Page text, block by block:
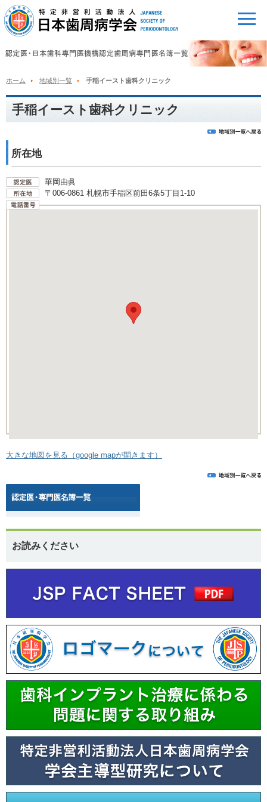
ホーム 地域別一覧 手稲イースト歯科クリニック
手稲イースト歯科クリニック
所在地
華岡由眞
〒006-0861 札幌市手稲区前田6条5丁目1-10
大きな地図を見る（google mapが開きます）
お読みください